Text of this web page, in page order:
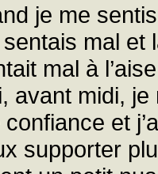
je me
mal
mal à
avant midi,
et
supporter